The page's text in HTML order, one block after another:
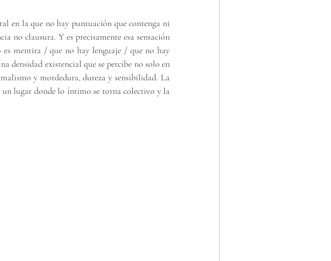
en la que no hay puntuación que contenga ni
no clausura. Y es precisamente esa sensación
mentira / que no hay lenguaje / que no hay
densidad existencial que se percibe no solo en
y mordedura, dureza y sensibilidad. La
lugar donde lo íntimo se torna colectivo y la